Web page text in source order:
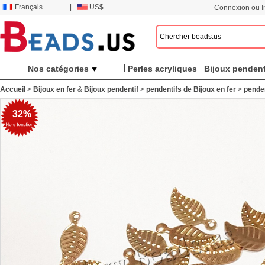
Français US$ Connexion ou
Nos catégories Perles acryliques Bijoux
Accueil > Bijoux en fer & Bijoux pendentif > pendentifs de Bijoux en fer >
32%